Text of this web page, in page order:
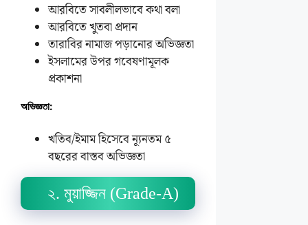
আরবিতে সাবলীলভাবে কথা বলা
আরবিতে খুতবা প্রদান
তারাবির নামাজ পড়ানোর অভিজ্ঞতা
ইসলামের উপর গবেষণামূলক
প্রকাশনা
অভিজ্ঞতা:
খতিব/ইমাম হিসেবে ন্যূনতম ৫
বছরের বাস্তব অভিজ্ঞতা
২. মুয়াজ্জিন (Grade-A)